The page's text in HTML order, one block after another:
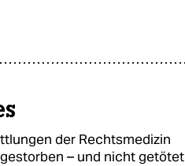
der Rechtsmedizin
– und nicht getötet